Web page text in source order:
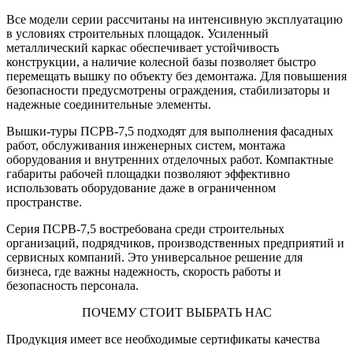
Все модели серии рассчитаны на интенсивную эксплуатацию
в условиях строительных площадок. Усиленный
металлический каркас обеспечивает устойчивость
конструкции, а наличие колесной базы позволяет быстро
перемещать вышку по объекту без демонтажа. Для повышения
безопасности предусмотрены ограждения, стабилизаторы и
надежные соединительные элементы.
Вышки-туры ПСРВ-7,5 подходят для выполнения фасадных
работ, обслуживания инженерных систем, монтажа
оборудования и внутренних отделочных работ. Компактные
габариты рабочей площадки позволяют эффективно
использовать оборудование даже в ограниченном
пространстве.
Серия ПСРВ-7,5 востребована среди строительных
организаций, подрядчиков, производственных предприятий и
сервисных компаний. Это универсальное решение для
бизнеса, где важны надежность, скорость работы и
безопасность персонала.
ПОЧЕМУ СТОИТ ВЫБРАТЬ НАС
Продукция имеет все необходимые сертификаты качества